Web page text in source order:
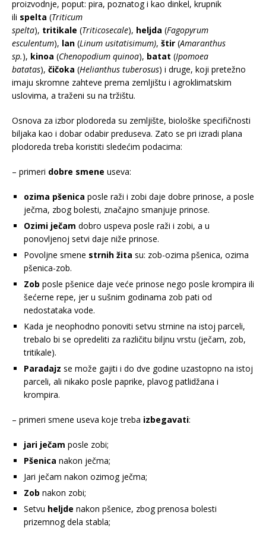
proizvodnje, poput: pira, poznatog i kao dinkel, krupnik
ili spelta (Triticum
spelta), tritikale (Triticosecale), heljda (Fagopyrum
esculentum), lan (Linum usitatisimum), štir (Amaranthus
sp.), kinoa (Chenopodium quinoa), batat (Ipomoea
batatas), čičoka (Helianthus tuberosus) i druge, koji pretežno
imaju skromne zahteve prema zemljištu i agroklimatskim
uslovima, a traženi su na tržištu.
Osnova za izbor plodoreda su zemljište, biološke specifičnosti
biljaka kao i dobar odabir preduseva. Zato se pri izradi plana
plodoreda treba koristiti sledećim podacima:
– primeri dobre smene useva:
ozima pšenica posle raži i zobi daje dobre prinose, a posle
ječma, zbog bolesti, značajno smanjuje prinose.
Ozimi ječam dobro uspeva posle raži i zobi, a u
ponovljenoj setvi daje niže pri­nose.
Povoljne smene strnih žita su: zob-ozima pšenica, ozima
pšenica-zob.
Zob posle pšenice daje veće prinose nego posle krompira ili
šećerne repe, jer u sušnim godinama zob pati od
nedostataka vode.
Kada je neophodno ponoviti setvu strnine na istoj parceli,
trebalo bi se opredeliti za različitu biljnu vrstu (ječam, zob,
tritikale).
Paradajz se može gajiti i do dve godine uzastopno na istoj
parceli, ali nikako posle paprike, plavog patlidžana i
krompira.
– primeri smene useva koje treba izbegavati:
јari ječam posle zobi;
Pšenica nakon ječma;
Jari ječam nakon ozimog ječma;
Zob nakon zobi;
Setvu heljde nakon pšenice, zbog prenosa bolesti
prizemnog dela stabla;